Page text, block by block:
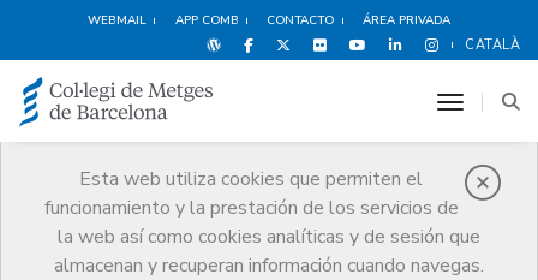
WEBMAIL APP COMB CONTACTO ÁREA PRIVADA
CATALÀ
Esta web utiliza cookies que permiten el
funcionamiento y la prestación de los servicios de
la web así como cookies analíticas y de sesión que
almacenan y recuperan información cuando navegas.
toggle
Premios
El CoMB Guardonat Edició 2011